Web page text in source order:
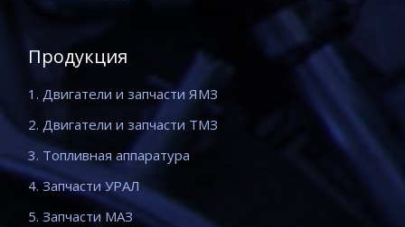
Продукция
1. Двигатели и запчасти ЯМЗ
2. Двигатели и запчасти ТМЗ
3. Топливная аппаратура
4. Запчасти УРАЛ
5. Запчасти МАЗ